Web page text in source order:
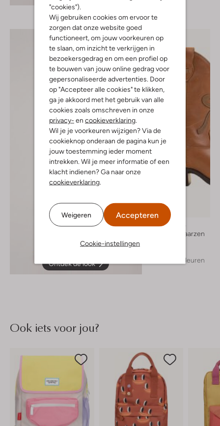
"cookies").
Wij gebruiken cookies om ervoor te
zorgen dat onze website goed
functioneert, om jouw voorkeuren op
te slaan, om inzicht te verkrijgen in
bezoekersgedrag en om een profiel op
te bouwen van jouw online gedrag voor
gepersonaliseerde advertenties. Door
op "Accepteer alle cookies" te klikken,
ga je akkoord met het gebruik van alle
cookies zoals omschreven in onze
privacy- en cookieverklaring.
Wil je je voorkeuren wijzigen? Via de
cookieknop onderaan de pagina kun je
jouw toestemming ieder moment
intrekken. Wil je meer informatie of een
klacht indienen? Ga naar onze
cookieverklaring.
Weigeren Accepteren
Cookie-instellingen
Ontdek de look
Moonrise
Cowboylaarzen
+ meer kleuren
Ook iets voor jou?